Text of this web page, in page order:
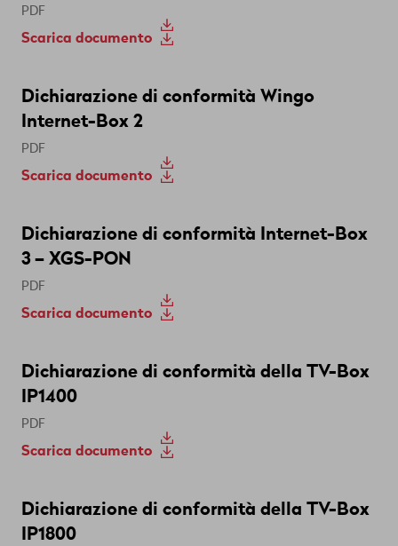
PDF
Scarica documento
Dichiarazione di conformità Wingo
Internet-Box 2
PDF
Scarica documento
Dichiarazione di conformità Internet-Box
3 – XGS-PON
PDF
Scarica documento
Dichiarazione di conformità della TV-Box
IP1400
PDF
Scarica documento
Dichiarazione di conformità della TV-Box
IP1800